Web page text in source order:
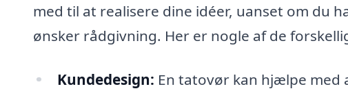
med til at realisere dine idéer, uanset om du
ønsker rådgivning. Her er nogle af de
Kundedesign: En tatovør kan hjælpe med